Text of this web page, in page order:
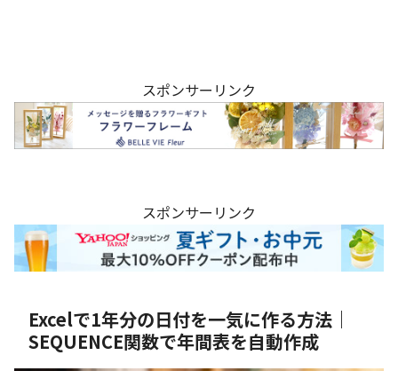
スポンサーリンク
スポンサーリンク
Excelで1年分の日付を一気に作る方法｜
SEQUENCE関数で年間表を自動作成